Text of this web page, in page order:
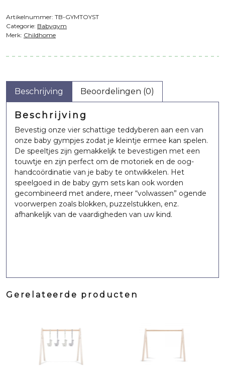
Artikelnummer: TB-GYMTOYST
Categorie: Babygym
Merk: Childhome
Beschrijving Beoordelingen (0)
Beschrijving
Bevestig onze vier schattige teddyberen aan een van
onze baby gympjes zodat je kleintje ermee kan spelen.
De speeltjes zijn gemakkelijk te bevestigen met een
touwtje en zijn perfect om de motoriek en de oog-
handcoördinatie van je baby te ontwikkelen. Het
speelgoed in de baby gym sets kan ook worden
gecombineerd met andere, meer “volwassen” ogende
voorwerpen zoals blokken, puzzelstukken, enz.
afhankelijk van de vaardigheden van uw kind.
Gerelateerde producten